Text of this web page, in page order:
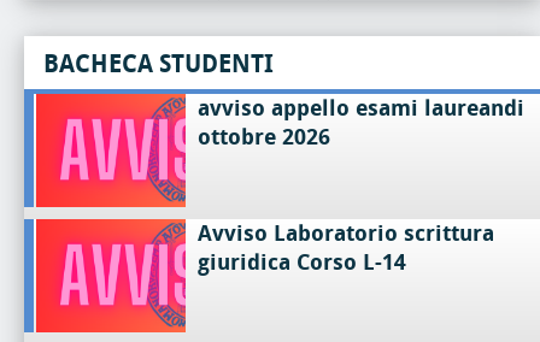
BACHECA STUDENTI
avviso appello esami laureandi
ottobre 2026
Avviso Laboratorio scrittura
giuridica Corso L-14